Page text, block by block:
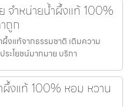
จำหน่ายน้ำผึ้งแท้ 100%
ถูก
งแท้จากธรรมชาติ เติมความ
ะโยชน์มากมาย บริกา
งแท้ 100% หอม หวาน